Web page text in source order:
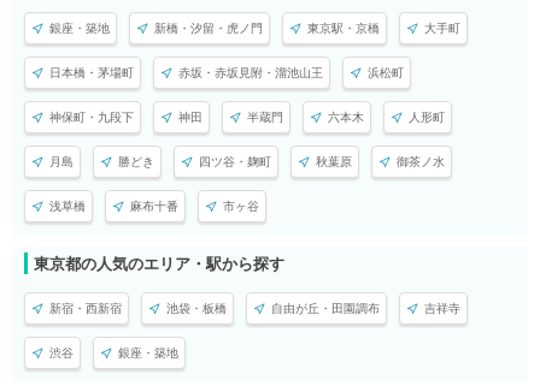
銀座・築地 新橋・汐留・虎ノ門 東京駅・京橋 大手町
日本橋・茅場町 赤坂・赤坂見附・溜池山王 浜松町
神保町・九段下 神田 半蔵門 六本木 人形町
月島 勝どき 四ツ谷・麹町 秋葉原 御茶ノ水
浅草橋 麻布十番 市ヶ谷
東京都の人気のエリア・駅から探す
新宿・西新宿 池袋・板橋 自由が丘・田園調布 吉祥寺
渋谷 銀座・築地